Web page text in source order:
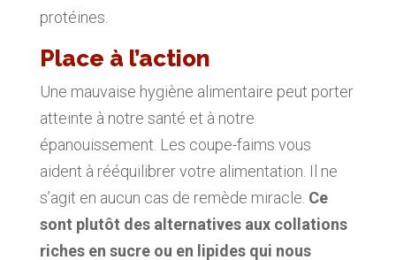
protéines.
Place à l’action
Une mauvaise hygiène alimentaire peut porter
atteinte à notre santé et à notre
épanouissement. Les coupe-faims vous
aident à rééquilibrer votre alimentation. Il ne
s’agit en aucun cas de remède miracle. Ce
sont plutôt des alternatives aux collations
riches en sucre ou en lipides qui nous